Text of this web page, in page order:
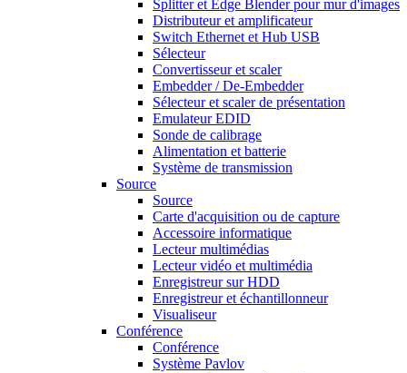
Splitter et Edge Blender pour mur d'images
Distributeur et amplificateur
Switch Ethernet et Hub USB
Sélecteur
Convertisseur et scaler
Embedder / De-Embedder
Sélecteur et scaler de présentation
Emulateur EDID
Sonde de calibrage
Alimentation et batterie
Système de transmission
Source
Source
Carte d'acquisition ou de capture
Accessoire informatique
Lecteur multimédias
Lecteur vidéo et multimédia
Enregistreur sur HDD
Enregistreur et échantillonneur
Visualiseur
Conférence
Conférence
Système Pavlov